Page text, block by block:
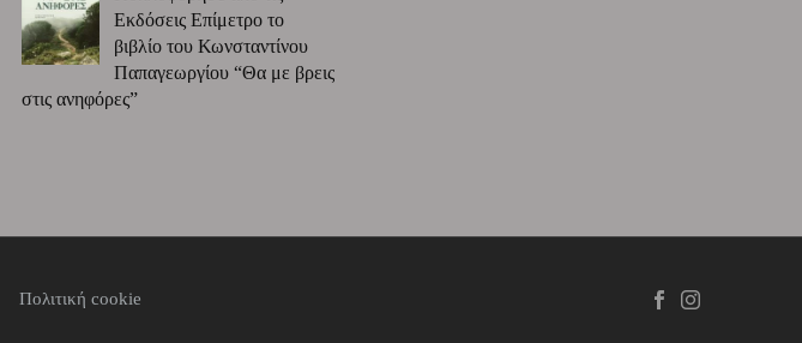
Εκδόσεις Επίμετρο το
βιβλίο του Κωνσταντίνου
Παπαγεωργίου “Θα με βρεις
στις ανηφόρες”
Πολιτική cookie